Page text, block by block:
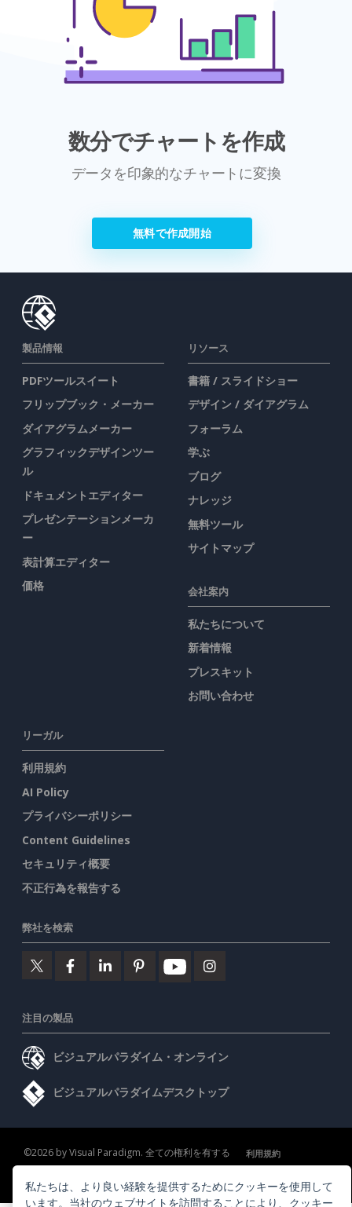
数分でチャートを作成
データを印象的なチャートに変換
無料で作成開始
製品情報
PDFツールスイート
フリップブック・メーカー
ダイアグラムメーカー
グラフィックデザインツー
ル
ドキュメントエディター
プレゼンテーションメーカ
ー
表計算エディター
価格
リソース
書籍 / スライドショー
デザイン / ダイアグラム
フォーラム
学ぶ
ブログ
ナレッジ
無料ツール
サイトマップ
会社案内
私たちについて
新着情報
プレスキット
お問い合わせ
リーガル
利用規約
AI Policy
プライバシーポリシー
Content Guidelines
セキュリティ概要
不正行為を報告する
弊社を検索
注目の製品
ビジュアルパラダイム・オンライン
ビジュアルパラダイムデスクトップ
©2026 by Visual Paradigm. 全ての権利を有する
利用規約
プライバシーポリシー
Content Guidelines セキュリティ概要
私たちは、より良い経験を提供するためにクッキーを使用して
います。当社のウェブサイトを訪問することにより、 クッキー